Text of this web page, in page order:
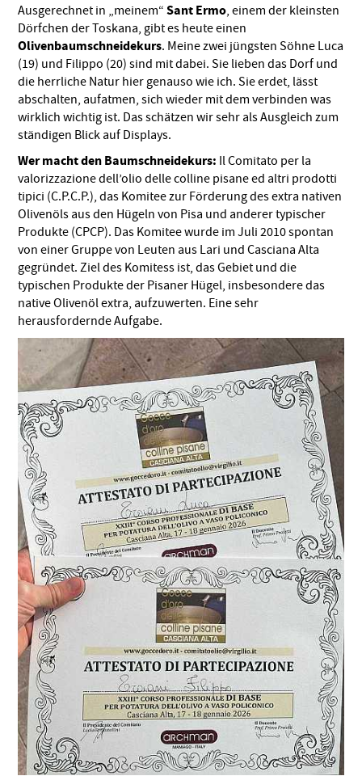
Ausgerechnet in „meinem“Sant Ermo, einem der kleinsten
Dörfchen der Toskana, gibt es heute einen
Olivenbaumschneidekurs. Meine zwei jüngsten Söhne Luca
(19) und Filippo (20) sind mit dabei. Sie lieben das Dorf und
die herrliche Natur hier genauso wie ich. Sie erdet, lässt
abschalten, aufatmen, sich wieder mit dem verbinden was
wirklich wichtig ist. Das schätzen wir sehr als Ausgleich zum
ständigen Blick auf Displays.
Wer macht den Baumschneidekurs: Il Comitato per la
valorizzazione dell’olio delle colline pisane ed altri prodotti
tipici (C.P.C.P.), das Komitee zur Förderung des extra nativen
Olivenöls aus den Hügeln von Pisa und anderer typischer
Produkte (CPCP). Das Komitee wurde im Juli 2010 spontan
von einer Gruppe von Leuten aus Lari und Casciana Alta
gegründet. Ziel des Komitess ist, das Gebiet und die
typischen Produkte der Pisaner Hügel, insbesondere das
native Olivenöl extra, aufzuwerten. Eine sehr
herausfordernde Aufgabe.